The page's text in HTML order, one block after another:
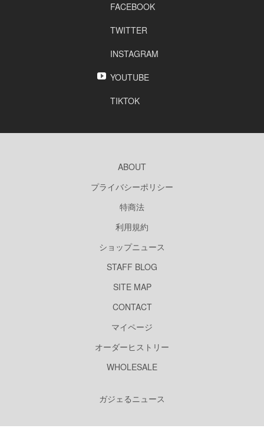
FACEBOOK
TWITTER
INSTAGRAM
YOUTUBE
TIKTOK
ABOUT
プライバシーポリシー
特商法
利用規約
ショップニュース
STAFF BLOG
SITE MAP
CONTACT
マイページ
オーダーヒストリー
WHOLESALE
ガジェるニュース